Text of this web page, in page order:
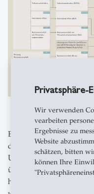
Privatsphäre-
Wir verwenden
vearbeiten
Ergebnisse zu
Website
schätzen, bitten
können Ihre
Entdecke unsere
du nützliche
Universität helfen. Von
über nützliche Tipps
hin zu hilfreichen Links